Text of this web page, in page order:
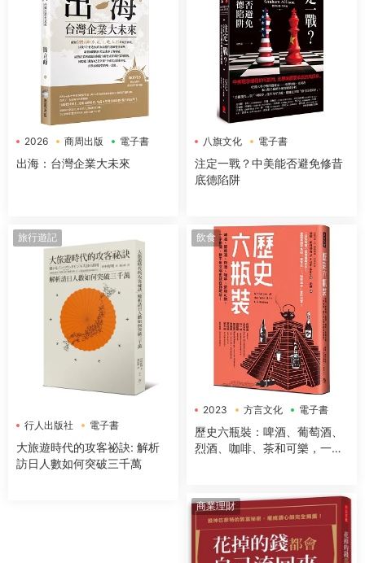
2026 商周出版 電子書
出海：台灣企業大未來
八旗文化 電子書
注定一戰？中美能否避免修昔
底德陷阱
旅行遊記
行人出版社 電子書
大旅遊時代的攻客祕訣: 解析
訪日人數如何突破三千萬
飲食
2023 方言文化 電子書
歷史六瓶裝：啤酒、葡萄酒、
烈酒、咖啡、茶和可樂，一字
商業理財